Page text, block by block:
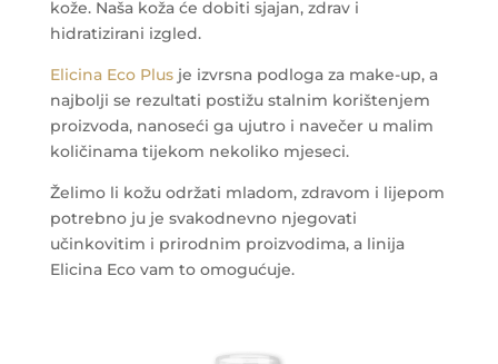
kože. Naša koža će dobiti sjajan, zdrav i
hidratizirani izgled.
Elicina Eco Plusje izvrsna podloga za make-up, a
najbolji se rezultati postižu stalnim korištenjem
proizvoda, nanoseći ga ujutro i navečer u malim
količinama tijekom nekoliko mjeseci.
Želimo li kožu održati mladom, zdravom i lijepom
potrebno ju je svakodnevno njegovati
učinkovitim i prirodnim proizvodima, a linija
Elicina Eco vam to omogućuje.